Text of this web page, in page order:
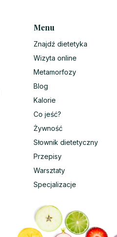
Menu
Znajdź dietetyka
Wizyta online
Metamorfozy
Blog
Kalorie
Co jeść?
Żywność
Słownik dietetyczny
Przepisy
Warsztaty
Specjalizacje